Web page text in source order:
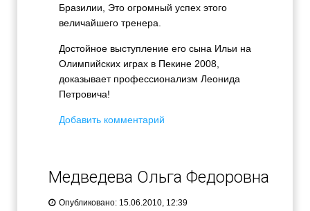
Бразилии, Это огромный успех этого
величайшего тренера.
Достойное выступление его сына Ильи на
Олимпийских играх в Пекине 2008,
доказывает профессионализм Леонида
Петровича!
Добавить комментарий
Медведева Ольга Федоровна
Опубликовано: 15.06.2010, 12:39